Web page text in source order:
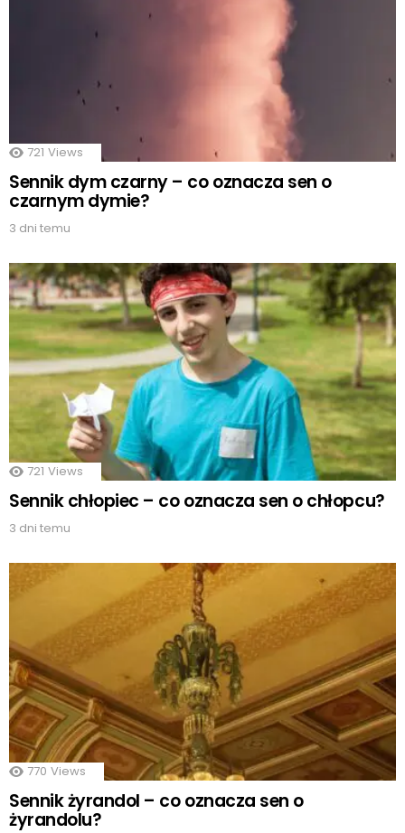
721 Views
Sennik dym czarny – co oznacza sen o
czarnym dymie?
3 dni temu
721 Views
Sennik chłopiec – co oznacza sen o chłopcu?
3 dni temu
770 Views
Sennik żyrandol – co oznacza sen o
żyrandolu?